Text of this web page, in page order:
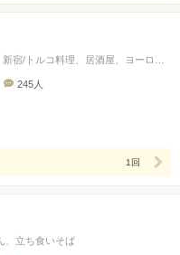
数
245人
1回
、立ち食いそば